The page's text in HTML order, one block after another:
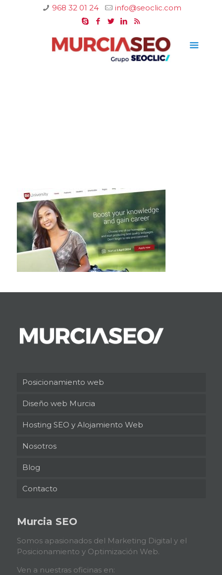
968 32 01 24 info@seoclic.com
Posicionamiento web
Diseño web Murcia
Hosting SEO y Alojamiento Web
Nosotros
Blog
Contacto
Murcia SEO
Somos apasionados del Marketing Digital y el
Posicionamiento y Optimización Web.
Ven a nuestras oficinas en: